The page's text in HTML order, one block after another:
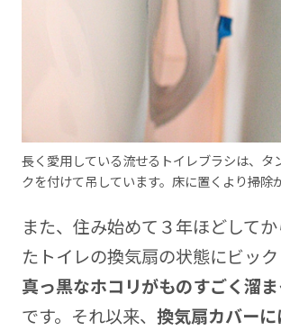
長く愛用している流せるトイレブラシは、タ
クを付けて吊しています。床に置くより掃除
また、住み始めて３年ほどして
たトイレの換気扇の状態にビック
真っ黒なホコリがものすごく溜
です。それ以来、 換気扇カバー